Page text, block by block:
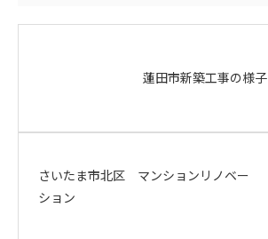
蓮田市新築工事の様子
さいたま市北区 マンションリノベー
ション